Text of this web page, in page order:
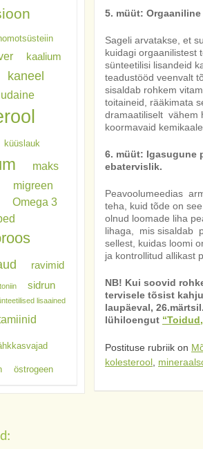
5. müüt:
Sageli arvatakse, et
kuidagi orgaanilistest
sünteetilisi lisandeid
teadustööd veenvalt
sisaldab rohkem
toitaineid, rääkimata
dramaatiliselt vähem
koormavaid
6. müüt: Igasugune
ebatervislik.
Peavoolumeedias
teha, kuid tõde on
olnud loomade liha
lihaga, mis sisaldab
sellest, kuidas loomi
ja kontrollitud allikast
NB! Kui soovid
tervisele tõsist
laupäeval,
lühiloengut
Postituse rubriik on
kolesterool
kaalium
kaneel
küüslauk
maks
migreen
Omega 3
ravimid
sidrun
lisaained
östrogeen